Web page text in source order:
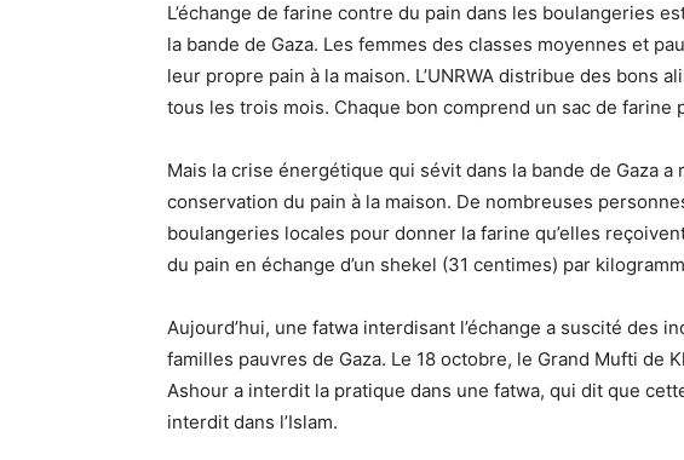
L’échange de farine contre du pain dans les boulangeries
la bande de Gaza. Les femmes des classes moyennes et
leur propre pain à la maison. L’UNRWA distribue des bons
tous les trois mois. Chaque bon comprend un sac de farine
Mais la crise énergétique qui sévit dans la bande de Gaza
conservation du pain à la maison. De nombreuses
boulangeries locales pour donner la farine qu’elles
du pain en échange d’un shekel (31 centimes) par
Aujourd’hui, une fatwa interdisant l’échange a suscité des
familles pauvres de Gaza. Le 18 octobre, le Grand Mufti de
Ashour a interdit la pratique dans une fatwa, qui dit que
interdit dans l’Islam.